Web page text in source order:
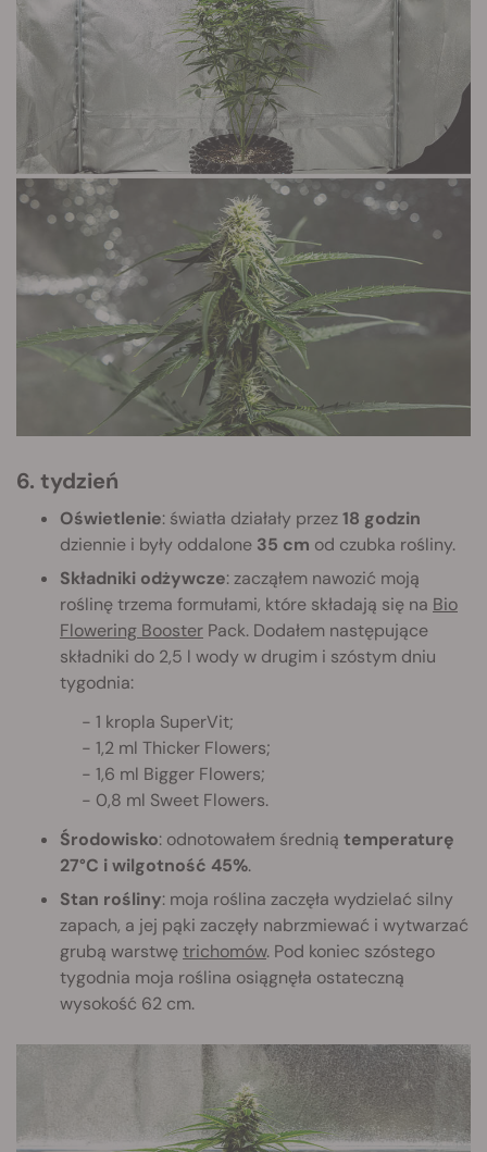
6. tydzień
Oświetlenie: światła działały przez18 godzin
dziennie i były oddalone 35 cm od czubka rośliny.
Składniki odżywcze: zacząłem nawozić moją
roślinę trzema formułami, które składają się na Bio
Flowering Booster Pack. Dodałem następujące
składniki do 2,5 l wody w drugim i szóstym dniu
tygodnia:
- 1 kropla SuperVit;
- 1,2 ml Thicker Flowers;
- 1,6 ml Bigger Flowers;
- 0,8 ml Sweet Flowers.
Środowisko: odnotowałem średnią temperaturę
27°C i wilgotność 45%.
Stan rośliny: moja roślina zaczęła wydzielać silny
zapach, a jej pąki zaczęły nabrzmiewać i wytwarzać
grubą warstwętrichomów. Pod koniec szóstego
tygodnia moja roślina osiągnęła ostateczną
wysokość 62 cm.